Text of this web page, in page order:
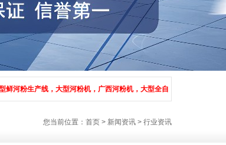
生产线，大型河粉机，广西河粉机，大型全自动河粉生产线的设备.上
您当前位置： 首页 > 新闻资讯 > 行业资讯